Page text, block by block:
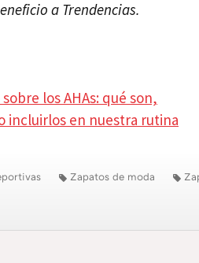
a Trendencias.
los AHAs: qué son,
incluirlos en nuestra rutina
Zapatos de moda